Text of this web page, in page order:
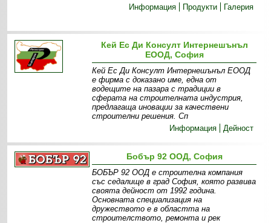
Информация
Продукти Галерия
Кей Ес Ди Консулт Интернешънъл
ЕООД, София
Кей Ес Ди Консулт Интернешънъл ЕООД
е фирма с доказано име, една от
водещите на пазара с традиции в
сферата на строителната индустрия,
предлагаща иновации за качествени
строителни решения. Сп
Информация
Дейност
Бобър 92 ООД, София
БОБЪР 92 ООД е строителна компания
със седалище в град София, която развива
своята дейност от 1992 година.
Основната специализация на
дружеството е в областта на
строителството, ремонта и рек